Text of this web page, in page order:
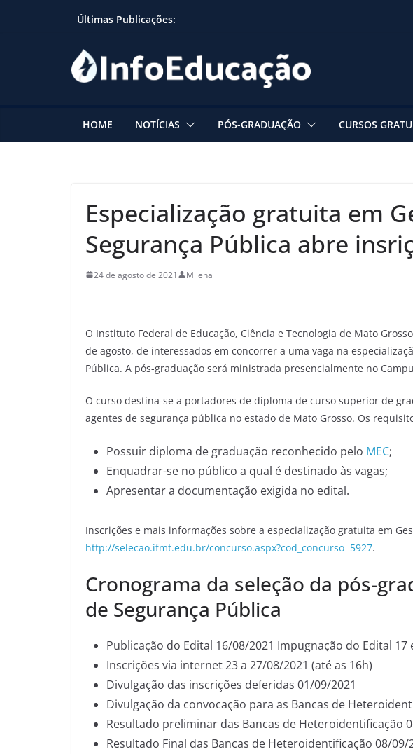
Últimas Publicações:
HOME NOTÍCIAS PÓS-GRADUAÇÃO CURSOS
Especialização gratuita em
Segurança Pública abre
24 de agosto de 2021 Milena
O Instituto Federal de Educação, Ciência e Tecnologia de Mato
de agosto, de interessados em concorrer a uma vaga na
Pública. A pós-graduação será ministrada presencialmente no
O curso destina-se a portadores de diploma de curso superior de
agentes de segurança pública no estado de Mato Grosso. Os
Possuir diploma de graduação reconhecido pelo MEC;
Enquadrar-se no público a qual é destinado às vagas;
Apresentar a documentação exigida no edital.
Inscrições e mais informações sobre a especialização gratuita em
http://selecao.ifmt.edu.br/concurso.aspx?cod_concurso=5927.
Cronograma da seleção da pós-
de Segurança Pública
Publicação do Edital 16/08/2021 Impugnação do Edital 17
Inscrições via internet 23 a 27/08/2021 (até as 16h)
Divulgação das inscrições deferidas 01/09/2021
Divulgação da convocação para as Bancas de
Resultado preliminar das Bancas de Heteroidentificação
Resultado Final das Bancas de Heteroidentificação 08/09/